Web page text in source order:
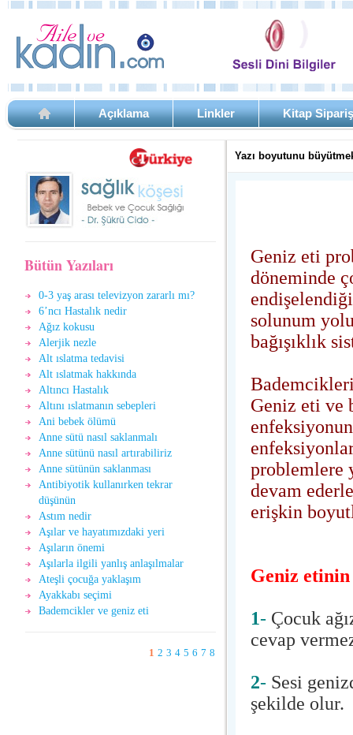
Açıklama Linkler Kitap
Bütün Yazıları
0-3 yaş arası televizyon zararlı mı?
6’ncı Hastalık nedir
Ağız kokusu
Alerjik nezle
Alt ıslatma tedavisi
Alt ıslatmak hakkında
Altıncı Hastalık
Altını ıslatmanın sebepleri
Ani bebek ölümü
Anne sütü nasıl saklanmalı
Anne sütünü nasıl artırabiliriz
Anne sütünün saklanması
Antibiyotik kullanırken tekrar
düşünün
Astım nedir
Aşılar ve hayatımızdaki yeri
Aşıların önemi
Aşılarla ilgili yanlış anlaşılmalar
Ateşli çocuğa yaklaşım
Ayakkabı seçimi
Bademcikler ve geniz eti
1 2 3 4 5 6 7 8
Yazı boyutunu
Geniz eti
döneminde
solunum
bağışıklık
Geniz eti ve
problemlere
devam
erişkin
Geniz etinin
1- Çocuk
cevap
2- Sesi
şekilde olur.